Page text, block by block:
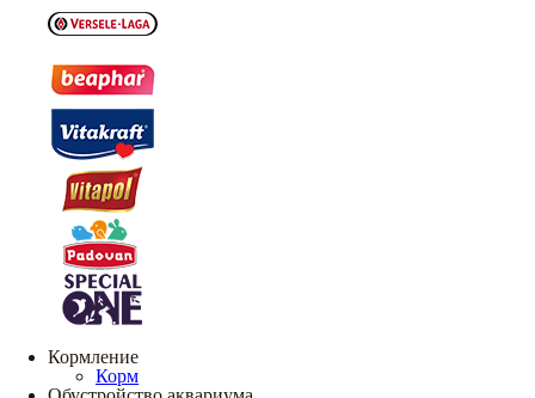
Кормление
Корм